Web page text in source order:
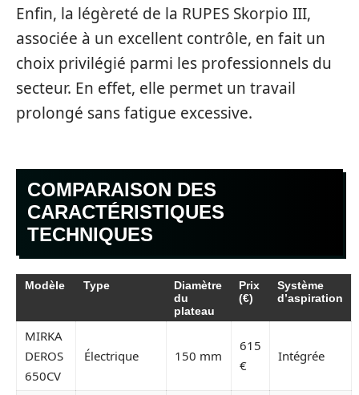
Enfin, la légèreté de la RUPES Skorpio III,
associée à un excellent contrôle, en fait un
choix privilégié parmi les professionnels du
secteur. En effet, elle permet un travail
prolongé sans fatigue excessive.
COMPARAISON DES
CARACTÉRISTIQUES
TECHNIQUES
Modèle Type
Diamètre
du
plateau
Prix
(€)
Système
d’aspiration
MIRKA
DEROS
650CV
Électrique 150 mm
615
€
Intégrée